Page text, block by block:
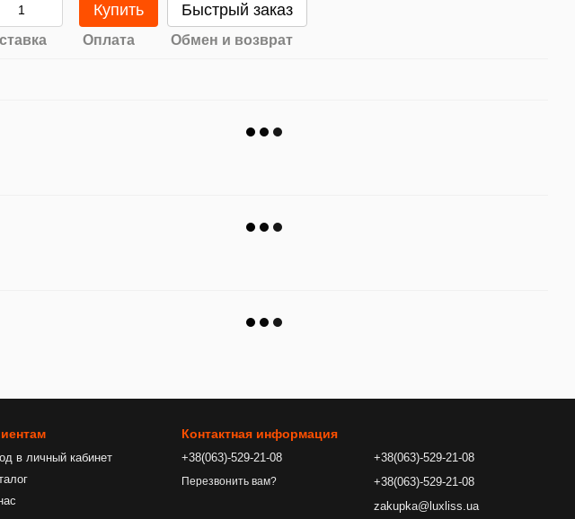
Купить Быстрый заказ
Оплата Обмен и возврат
в личный кабинет
Контактная информация
+38(063)-529-21-08
Перезвонить вам?
+38(063)-529-21-08
+38(063)-529-21-08
zakupka@luxliss.ua